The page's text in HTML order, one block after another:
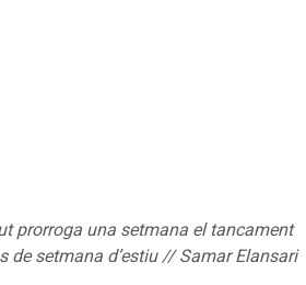
prorroga una setmana el tancament
de setmana d’estiu // Samar Elansari